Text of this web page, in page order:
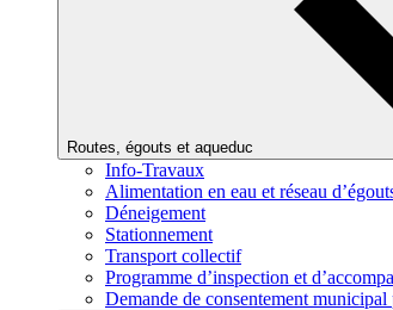
Routes, égouts et aqueduc
Info-Travaux
Alimentation en eau et réseau
Déneigement
Stationnement
Transport collectif
Programme d’inspection et
Demande de consentement